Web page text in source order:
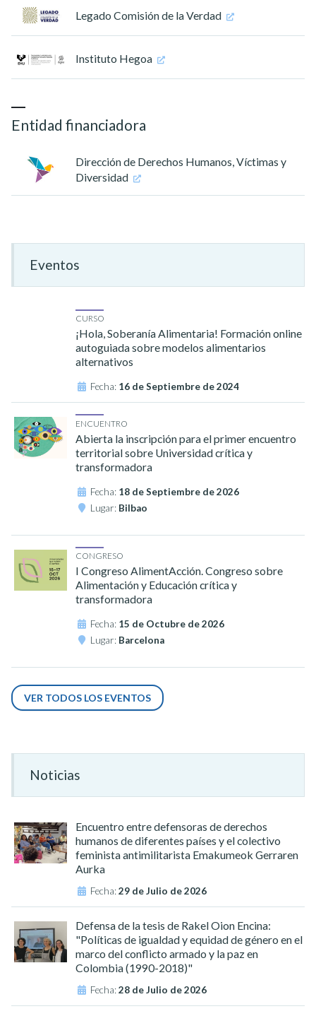
Legado Comisión de la Verdad
Instituto Hegoa
Entidad financiadora
Dirección de Derechos Humanos, Víctimas y
Diversidad
Eventos
CURSO
¡Hola, Soberanía Alimentaria! Formación online
autoguiada sobre modelos alimentarios
alternativos
Fecha: 16 de Septiembre de 2024
ENCUENTRO
Abierta la inscripción para el primer encuentro
territorial sobre Universidad crítica y
transformadora
Fecha: 18 de Septiembre de 2026
Lugar: Bilbao
CONGRESO
I Congreso AlimentAcción. Congreso sobre
Alimentación y Educación crítica y
transformadora
Fecha: 15 de Octubre de 2026
Lugar: Barcelona
VER TODOS LOS EVENTOS
Noticias
Encuentro entre defensoras de derechos
humanos de diferentes países y el colectivo
feminista antimilitarista Emakumeok Gerraren
Aurka
Fecha:29 de Julio de 2026
Defensa de la tesis de Rakel Oion Encina:
"Políticas de igualdad y equidad de género en el
marco del conflicto armado y la paz en
Colombia (1990-2018)"
Fecha:28 de Julio de 2026